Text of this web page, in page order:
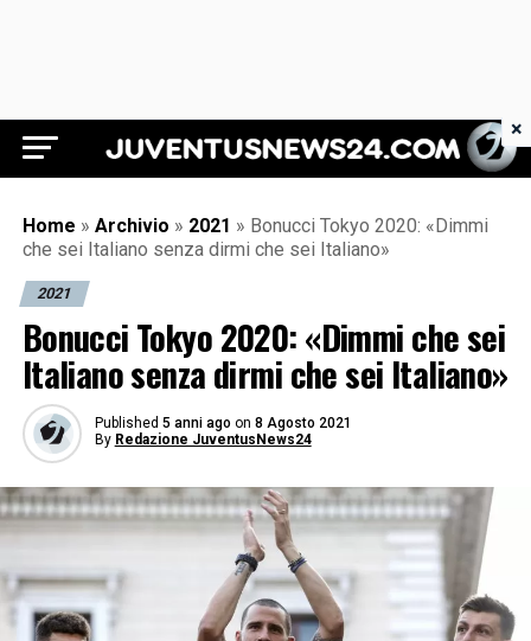
Juventus News 24
Home » Archivio » 2021 » Bonucci Tokyo 2020: «Dimmi
che sei Italiano senza dirmi che sei Italiano»
2021
Bonucci Tokyo 2020: «Dimmi che sei
Italiano senza dirmi che sei Italiano»
Published 5 anni ago on 8 Agosto 2021
By Redazione JuventusNews24
×